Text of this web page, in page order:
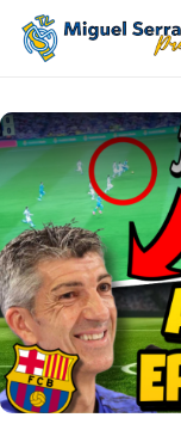
main